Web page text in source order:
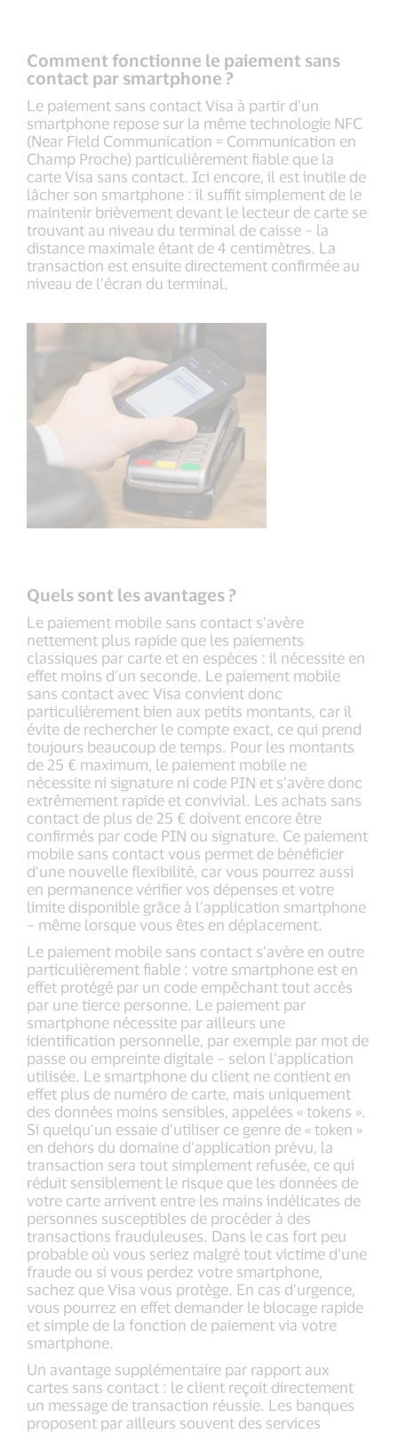
Comment fonctionne le paiement sans
contact par smartphone ?
Le paiement sans contact Visa à partir d’un
smartphone repose sur la même technologie NFC
(Near Field Communication = Communication en
Champ Proche) particulièrement fiable que la
carte Visa sans contact. Ici encore, il est inutile de
lâcher son smartphone : il suffit simplement de le
maintenir brièvement devant le lecteur de carte se
trouvant au niveau du terminal de caisse – la
distance maximale étant de 4 centimètres. La
transaction est ensuite directement confirmée au
niveau de l’écran du terminal.
Quels sont les avantages ?
Le paiement mobile sans contact s’avère
nettement plus rapide que les paiements
classiques par carte et en espèces : il nécessite en
effet moins d’un seconde. Le paiement mobile
sans contact avec Visa convient donc
particulièrement bien aux petits montants, car il
évite de rechercher le compte exact, ce qui prend
toujours beaucoup de temps. Pour les montants
de 25 € maximum, le paiement mobile ne
nécessite ni signature ni code PIN et s’avère donc
extrêmement rapide et convivial. Les achats sans
contact de plus de 25 € doivent encore être
confirmés par code PIN ou signature. Ce paiement
mobile sans contact vous permet de bénéficier
d’une nouvelle flexibilité, car vous pourrez aussi
en permanence vérifier vos dépenses et votre
limite disponible grâce à l’application smartphone
– même lorsque vous êtes en déplacement.
Le paiement mobile sans contact s’avère en outre
particulièrement fiable : votre smartphone est en
effet protégé par un code empêchant tout accès
par une tierce personne. Le paiement par
smartphone nécessite par ailleurs une
identification personnelle, par exemple par mot de
passe ou empreinte digitale – selon l’application
utilisée. Le smartphone du client ne contient en
effet plus de numéro de carte, mais uniquement
des données moins sensibles, appelées « tokens ».
Si quelqu’un essaie d’utiliser ce genre de « token »
en dehors du domaine d’application prévu, la
transaction sera tout simplement refusée, ce qui
réduit sensiblement le risque que les données de
votre carte arrivent entre les mains indélicates de
personnes susceptibles de procéder à des
transactions frauduleuses. Dans le cas fort peu
probable où vous seriez malgré tout victime d’une
fraude ou si vous perdez votre smartphone,
sachez que Visa vous protège. En cas d’urgence,
vous pourrez en effet demander le blocage rapide
et simple de la fonction de paiement via votre
smartphone.
Un avantage supplémentaire par rapport aux
cartes sans contact : le client reçoit directement
un message de transaction réussie. Les banques
proposent par ailleurs souvent des services